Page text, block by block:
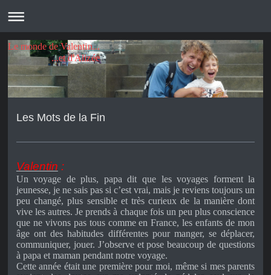
Le monde de Valentin...
...et d'Alizée
Les Mots de la Fin
Valentin :
Un voyage de plus, papa dit que les voyages forment la
jeunesse, je ne sais pas si c’est vrai, mais je reviens toujours un
peu changé, plus sensible et très curieux de la manière dont
vive les autres. Je prends à chaque fois un peu plus conscience
que ne vivons pas tous comme en France, les enfants de mon
âge ont des habitudes différentes pour manger, se déplacer,
communiquer, jouer. J’observe et pose beaucoup de questions
à papa et maman pendant notre voyage.
Cette année était une première pour moi, même si mes parents